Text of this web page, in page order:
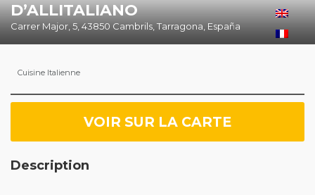
D’ALLITALIANO
Carrer Major, 5, 43850 Cambrils, Tarragona, España
Cuisine Italienne
VOIR SUR LA CARTE
Description